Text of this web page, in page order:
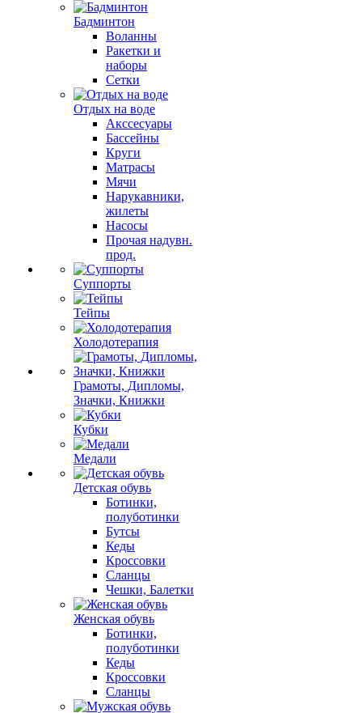
Бадминтон
Воланны
Ракетки и
наборы
Сетки
Отдых на воде
Акссесуары
Бассейны
Круги
Матрасы
Мячи
Нарукавники,
жилеты
Насосы
Прочая надувн.
прод.
Суппорты
Тейпы
Холодотерапия
Грамоты, Дипломы,
Значки, Книжки
Кубки
Медали
Детская обувь
Ботинки,
полуботинки
Бутсы
Кеды
Кроссовки
Сланцы
Чешки, Балетки
Женская обувь
Ботинки,
полуботинки
Кеды
Кроссовки
Сланцы